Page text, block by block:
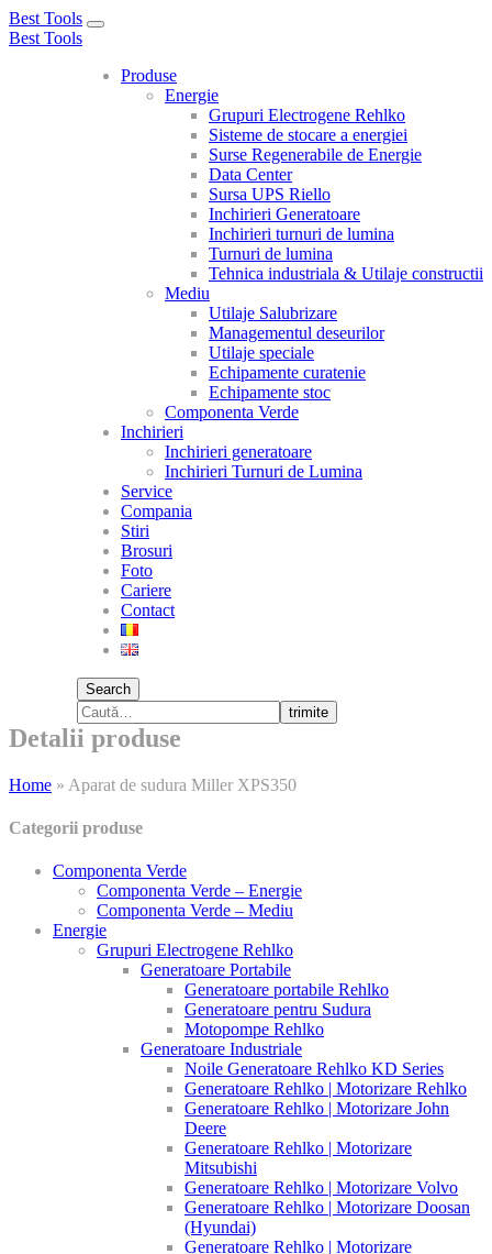
Best Tools
Toggle
Best Tools
Produse
Energie
Grupuri Electrogene Rehlko
Sisteme de stocare a energiei
Surse Regenerabile de Energie
Data Center
Sursa UPS Riello
Inchirieri Generatoare
Inchirieri turnuri de lumina
Turnuri de lumina
Tehnica industriala & Utilaje constructii
Mediu
Utilaje Salubrizare
Managementul deseurilor
Utilaje speciale
Echipamente curatenie
Echipamente stoc
Componenta Verde
Inchirieri
Inchirieri generatoare
Inchirieri Turnuri de Lumina
Service
Compania
Stiri
Brosuri
Foto
Cariere
Contact
Search
trimite
Detalii produse
Home » Aparat de sudura Miller XPS350
Categorii produse
Componenta Verde
Componenta Verde – Energie
Componenta Verde – Mediu
Energie
Grupuri Electrogene Rehlko
Generatoare Portabile
Generatoare portabile Rehlko
Generatoare pentru Sudura
Motopompe Rehlko
Generatoare Industriale
Noile Generatoare Rehlko KD Series
Generatoare Rehlko | Motorizare Rehlko
Generatoare Rehlko | Motorizare John
Deere
Generatoare Rehlko | Motorizare
Mitsubishi
Generatoare Rehlko | Motorizare Volvo
Generatoare Rehlko | Motorizare Doosan
(Hyundai)
Generatoare Rehlko | Motorizare